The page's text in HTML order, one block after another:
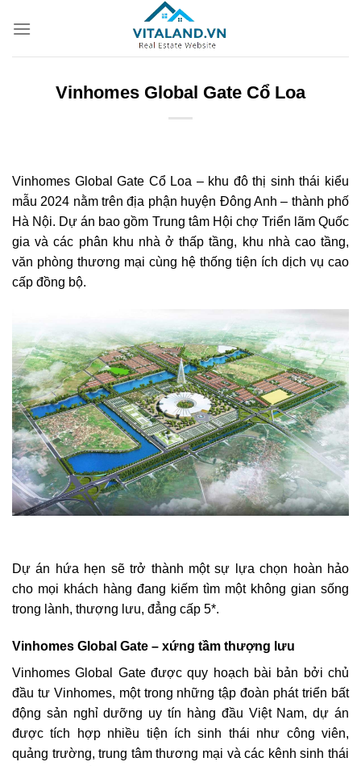
qua
Vinhomes Global Gate Cổ Loa
Vinhomes Global Gate Cổ Loa – khu đô thị sinh thái kiểu
mẫu 2024 nằm trên địa phận huyện Đông Anh – thành phố
Hà Nội. Dự án bao gồm Trung tâm Hội chợ Triển lãm Quốc
gia và các phân khu nhà ở thấp tầng, khu nhà cao tầng,
văn phòng thương mại cùng hệ thống tiện ích dịch vụ cao
cấp đồng bộ.
Dự án hứa hẹn sẽ trở thành một sự lựa chọn hoàn hảo
cho mọi khách hàng đang kiếm tìm một không gian sống
trong lành, thượng lưu, đẳng cấp 5*.
Vinhomes Global Gate – xứng tầm thượng lưu
Vinhomes Global Gate được quy hoạch bài bản bởi chủ
đầu tư Vinhomes, một trong những tập đoàn phát triển bất
động sản nghỉ dưỡng uy tín hàng đầu Việt Nam, dự án
được tích hợp nhiều tiện ích sinh thái như công viên,
quảng trường, trung tâm thương mại và các kênh sinh thái